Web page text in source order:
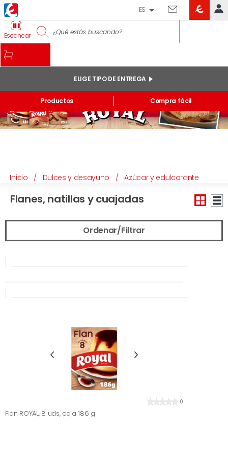
IDENTIFÍCATE
Pedidos online
Mis productos comprados en tienda y online
Listas
ES
Escanear
Productos
ELIGE TIPO DE ENTREGA
Compra fácil
Inicio / Dulces y desayuno / Azúcar y edulcorante
Flanes, natillas y cuajadas
Ordenar/Filtrar
0
Flan ROYAL, 8 uds, caja 186 g